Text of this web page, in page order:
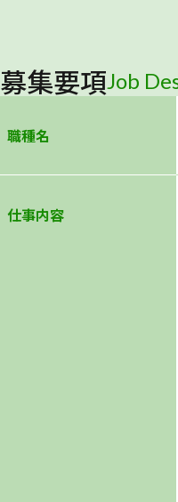
募集要項Job
職種名
仕事内容